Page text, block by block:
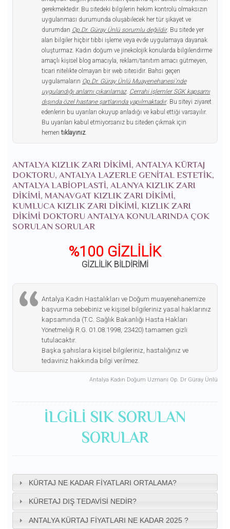
gerekmektedir. Bu sitedeki bilgilerin hekim kontrolü olmaksızın
uygulanması durumunda oluşabilecek her tür şikayet ve
durumdan Op.Dr. Güray Ünlü sorumlu değildir. Bu sitede yer
alan bilgiler hiçbir tıbbi işleme veya evde uygulamaya dayanak
oluşturmaz. Kadın doğum ve jinekolojik konularda bilgilendirme
amaçlı kişisel blog amacıyla, reklam/tanıtım amacı gütmeyen,
ticari nitelikte olmayan bir web sitesidir. Bahsi geçen
uygulamaların Op.Dr. Güray Ünlü Muayenehanesi`nde
uygulandığı anlamı çıkarılamaz. Cerrahi işlemler SGK kapsamı
dışında özel hastane şartlarında yapılmaktadır. Bu siteyi ziyaret
edenlerin bu uyarıları okuyup anladığı ve kabul ettiği varsayılır.
Bu uyarıları kabul etmiyorsanız bu siteden çıkmak için
hemen tıklayınız.
ANTALYA KIZLIK ZARI DIKIMI, ANTALYA KÜRTAJ
DOKTORU, ANTALYA LAZERLE GENITAL ESTETIK,
ANTALYA LABIOPLASTI, ALANYA KIZLIK ZARI
DIKIMI, MANAVGAT KIZLIK ZARI DIKIMI,
KUMLUCA KIZLIK ZARI DIKIMI, KIZLIK ZARI
DIKIMI DOKTORU ANTALYA KONULARINDA ÇOK
SORULAN SORULAR
%100 GİZLİLİK
GİZLİLİK BİLDİRİMİ
Antalya Kadın Hastalıkları ve Doğum muayenehanemize
başvurma sebebiniz ve kişisel bilgileriniz yasal haklarınız
kapsamında (T.C. Sağlık Bakanlığı Hasta Hakları
Yönetmeliği R.G. 01.08.1998, 23420) tamamen gizli
tutulacaktır.
Başka şahıslara kişisel bilgileriniz, hastalığınız ve
tedaviniz hakkında bilgi verilmez.
Antalya Kadın Doğum Uzmanı Op. Dr Güray Ünlü
ILGILI SIK SORULAN
SORULAR
KÜRTAJ NE KADAR FIYATLARI ORTALAMA?
KÜRETAJ DIŞ TEDAVISI NEDIR?
ANTALYA KÜRTAJ FIYATLARI NE KADAR 2025 ?